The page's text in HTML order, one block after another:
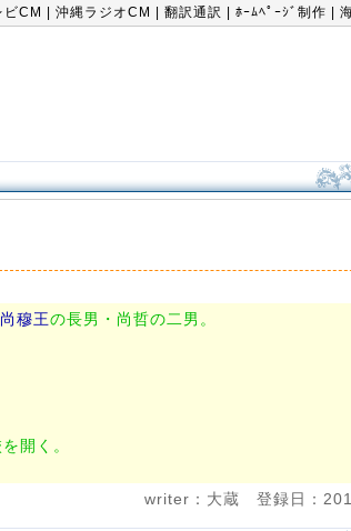
ビCM 沖縄ラジオCM 翻訳通訳 ﾎｰﾑﾍﾟｰｼﾞ制作
尚穆王の長男・尚哲の二男。
開く。
writer：大蔵 登録日：